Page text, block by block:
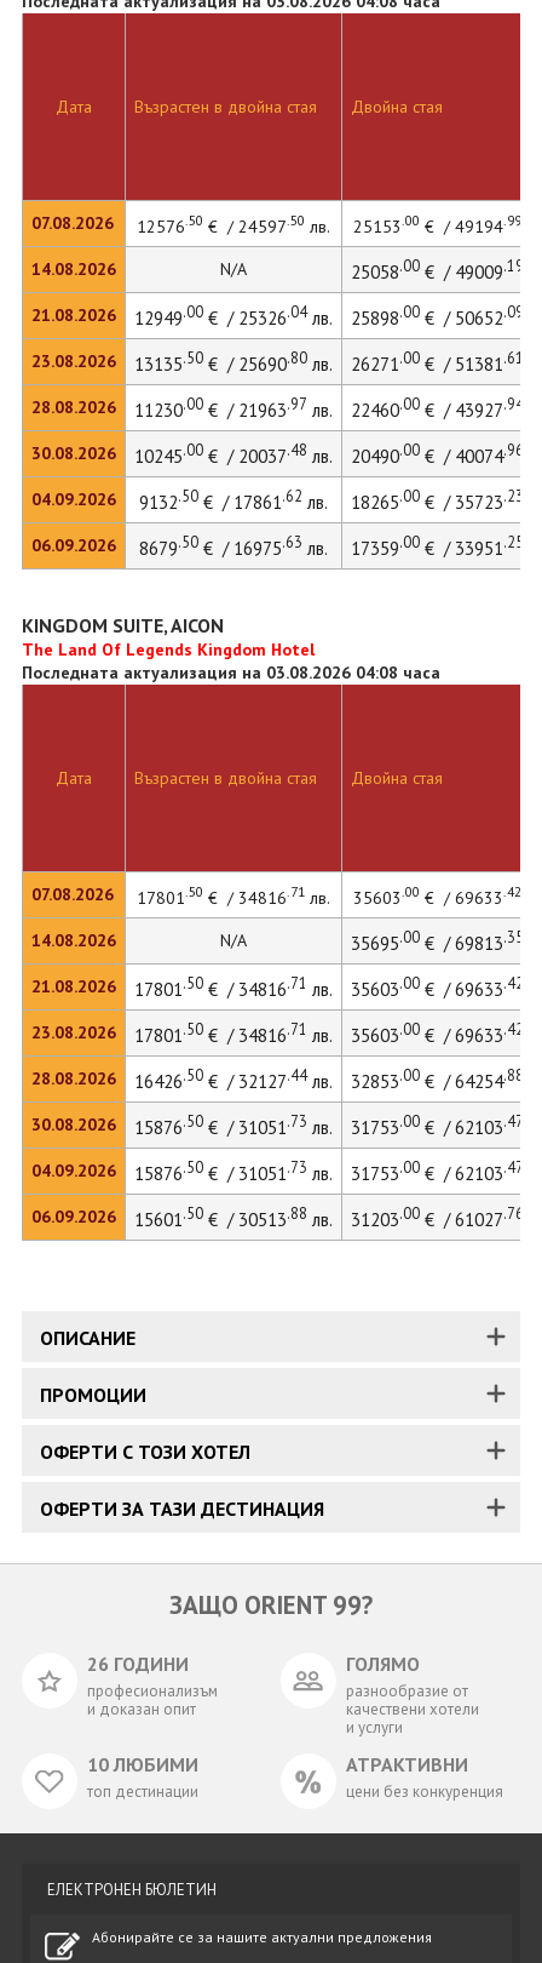
Дата
07.08.2026
14.08.2026
21.08.2026
23.08.2026
28.08.2026
30.08.2026
04.09.2026
06.09.2026
Възрастен в двойна стая Двойна стая
12576.50 € / 24597.50 лв. 25153.00 € / 49194.99
N/A
25058.00€ / 49009.19
12949.00€ / 25326.04лв. 25898.00€ / 50652.09
13135.50€ / 25690.80лв. 26271.00€ / 51381.61
11230.00€ / 21963.97 лв. 22460.00€ / 43927.94
10245.00€ / 20037.48 лв. 20490.00€ / 40074.96
9132.50€ / 17861.62 лв. 18265.00€ / 35723.23
8679.50€ / 16975.63 лв. 17359.00€ / 33951.25
KINGDOM SUITE, AICON
The Land Of Legends Kingdom Hotel
Последната актуализация на 03.08.2026 04:08 часа
Дата
07.08.2026
14.08.2026
21.08.2026
23.08.2026
28.08.2026
30.08.2026
04.09.2026
06.09.2026
Възрастен в двойна стая Двойна стая
17801.50 € / 34816.71лв. 35603.00 € / 69633.42
N/A
35695.00€ / 69813.35
17801.50€ / 34816.71 лв. 35603.00€ / 69633.42
17801.50€ / 34816.71 лв. 35603.00€ / 69633.42
16426.50€ / 32127.44лв. 32853.00€ / 64254.88
15876.50€ / 31051.73 лв. 31753.00€ / 62103.47
15876.50€ / 31051.73 лв. 31753.00€ / 62103.47
15601.50€ / 30513.88 лв. 31203.00€ / 61027.76
ОПИСАНИЕ
ПРОМОЦИИ
ОФЕРТИ С ТОЗИ ХОТЕЛ
ОФЕРТИ ЗА ТАЗИ ДЕСТИНАЦИЯ
ЗАЩО ORIENT 99?
26 ГОДИНИ
професионализъм
и доказан опит
ГОЛЯМО
разнообразие от
качествени хотели
и услуги
10 ЛЮБИМИ
топ дестинации
АТРАКТИВНИ
цени без конкуренция
ЕЛЕКТРОНЕН БЮЛЕТИН
Абонирайте се за нашите актуални предложения